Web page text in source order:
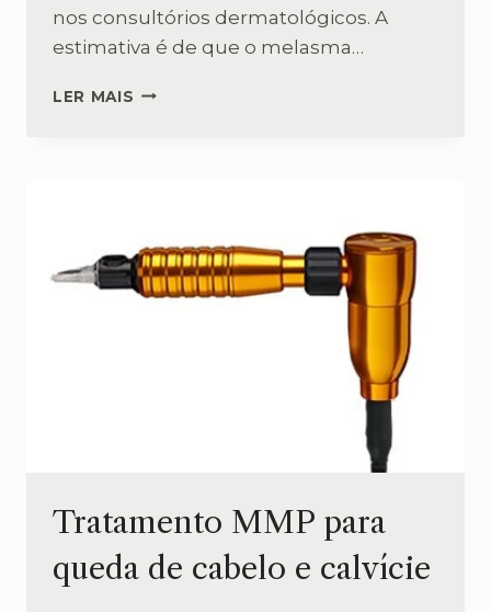
nos consultórios dermatológicos. A
estimativa é de que o melasma…
LER MAIS TRATAMENTOS
Tratamento MMP para
queda de cabelo e calvície